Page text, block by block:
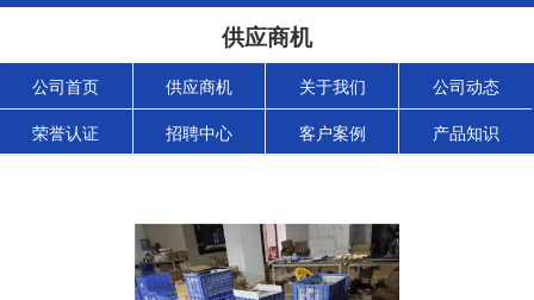
供应商机
公司首页 供应商机 关于我们 公司动态
荣誉认证 招聘中心 客户案例 产品知识